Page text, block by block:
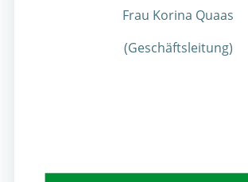
Frau Korina Quaas
(Geschäftsleitung)